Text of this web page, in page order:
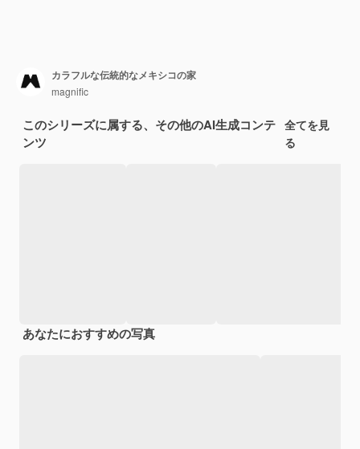
カラフルな伝統的なメキシコの家
magnific
このシリーズに属する、その他のAI生成コンテ
ンツ
全てを見
る
あなたにおすすめの写真